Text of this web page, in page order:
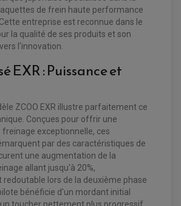
ELECTRIQUE QUAD / SSV
ET SSV
BATTERIE QUAD / SSV
A CLÉ QUAD
/ HALOGÈNE
/ REGULATEUR
DE RADIATEUR
FREINAGE QUAD / SSV
QUAD / SSV
FREIN QUAD
MAÎTRE CYLINDRE QUAD / SSV
de frein haute performance
entreprise est reconnue dans le
la qualité de ses produits et son
l'innovation.
EXR : Puissance et
ZCOO EXR illustre parfaitement ce
Conçues pour offrir une
exceptionnelle, ces
par des caractéristiques de
une augmentation de la
allant jusqu'à 20%,
lors de la deuxième phase
bénéficie d'un mordant initial